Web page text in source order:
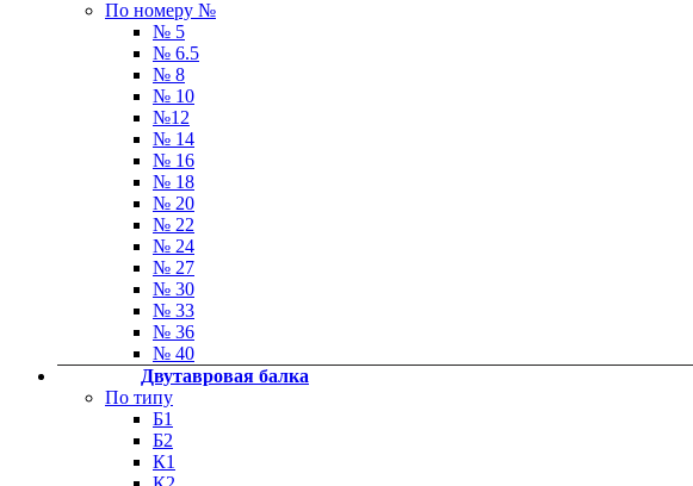
По номеру №
№ 5
№ 6.5
№ 8
№ 10
№12
№ 14
№ 16
№ 18
№ 20
№ 22
№ 24
№ 27
№ 30
№ 33
№ 36
№ 40
Двутавровая балка
По типу
Б1
Б2
К1